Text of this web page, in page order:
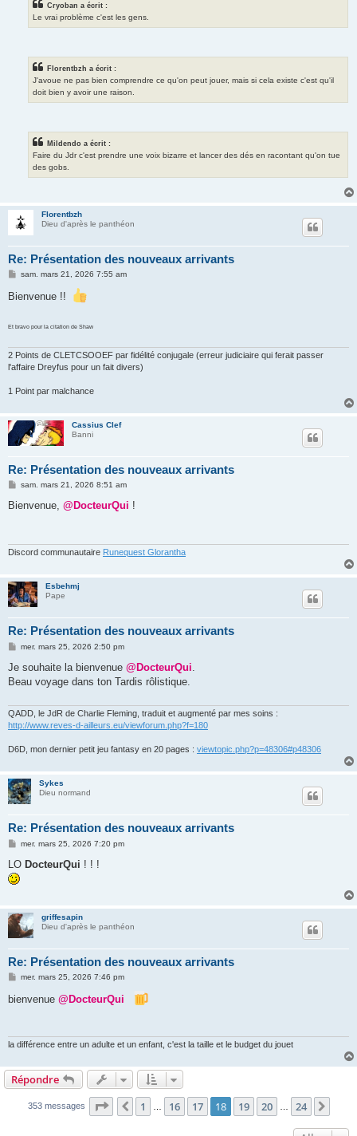
Cryoban a écrit :
Le vrai problème c'est les gens.
Florentbzh a écrit :
J'avoue ne pas bien comprendre ce qu'on peut jouer, mais si cela existe c'est qu'il
doit bien y avoir une raison.
Mildendo a écrit :
Faire du Jdr c'est prendre une voix bizarre et lancer des dés en racontant qu'on tue
des gobs.
Florentbzh
Dieu d'après le panthéon
Re: Présentation des nouveaux arrivants
M
s
e
sam. mars 21, 2026 7:55 am
Bienvenue !!
Et bravo pour la citation de Shaw
2 Points de CLETCSOOEF par fidélité conjugale (erreur judiciaire qui ferait passer
l'affaire Dreyfus pour un fait divers)
1 Point par malchance
Cassius Clef
Banni
Re: Présentation des nouveaux arrivants
M
s
sam. mars 21, 2026 8:51 am
Bienvenue, @DocteurQui !
Discord communautaire Runequest Glorantha
Esbehmj
Pape
Re: Présentation des nouveaux arrivants
M
s
a
mer. mars 25, 2026 2:50 pm
Je souhaite la bienvenue @DocteurQui
Beau voyage dans ton Tardis rôlistique.
QADD, le JdR de Charlie Fleming, traduit et augmenté par mes soins :
http://www.reves-d-ailleurs.eu/viewforum.php?f=180
D6D, mon dernier petit jeu fantasy en 20 pages : viewtopic.php?p=48306#p48306
Sykes
Dieu normand
Re: Présentation des nouveaux arrivants
M
s
a
mer. mars 25, 2026 7:20 pm
LO DocteurQui ! ! !
griffesapin
Dieu d'après le panthéon
Re: Présentation des nouveaux arrivants
M
s
s
mer. mars 25, 2026 7:46 pm
bienvenue @DocteurQui
la différence entre un adulte et un enfant, c'est la taille et le budget du jouet
Répondre
353 messages Page 18 sur 24
Précédent
1 16 17 18 19 20 24